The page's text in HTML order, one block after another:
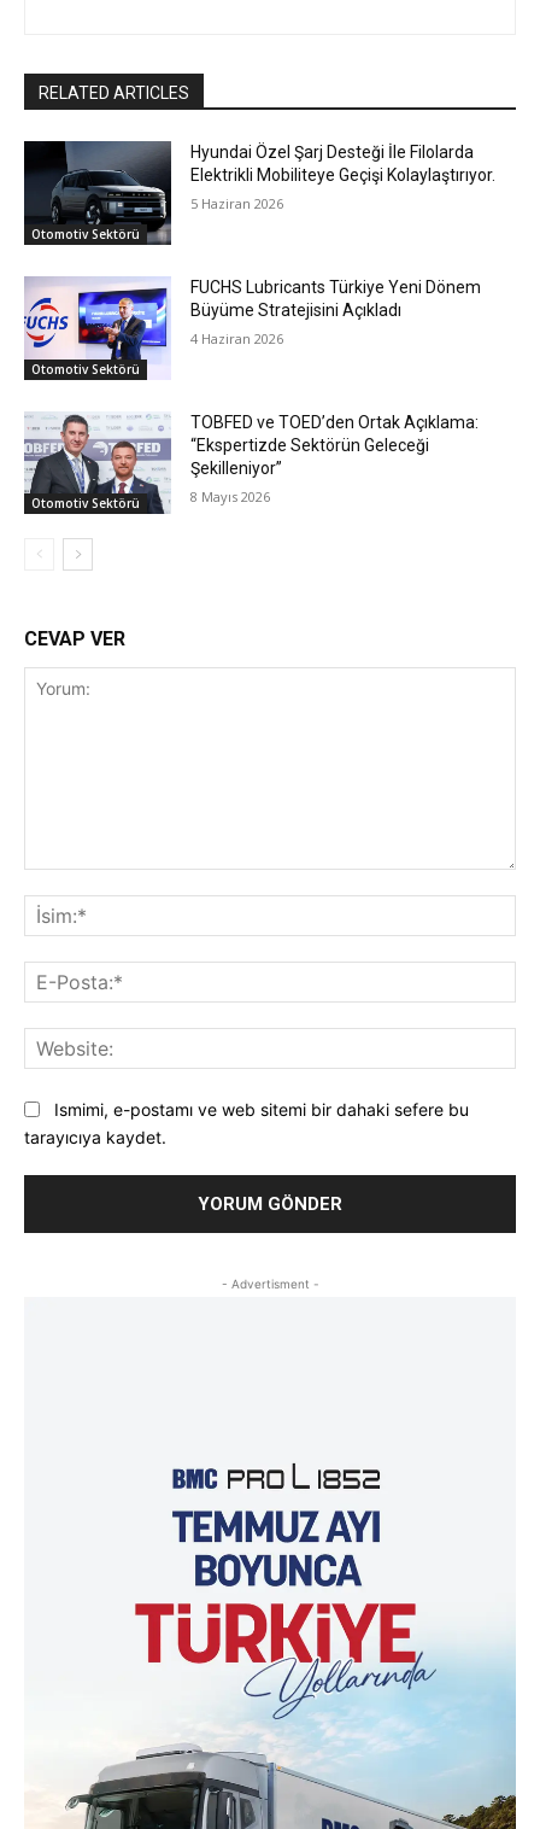
RELATED ARTICLES
Otomotiv Sektörü
Hyundai Özel Şarj Desteği İle Filolarda
Elektrikli Mobiliteye Geçişi Kolaylaştırıyor.
5 Haziran 2026
Otomotiv Sektörü
FUCHS Lubricants Türkiye Yeni Dönem
Büyüme Stratejisini Açıkladı
4 Haziran 2026
Otomotiv Sektörü
TOBFED ve TOED’den Ortak Açıklama:
“Ekspertizde Sektörün Geleceği
Şekilleniyor”
8 Mayıs 2026
CEVAP VER
Ismimi, e-postamı ve web sitemi bir dahaki sefere bu
tarayıcıya kaydet.
- Advertisment -